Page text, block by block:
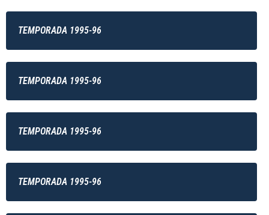
TEMPORADA 1995-96
TEMPORADA 1995-96
TEMPORADA 1995-96
TEMPORADA 1995-96